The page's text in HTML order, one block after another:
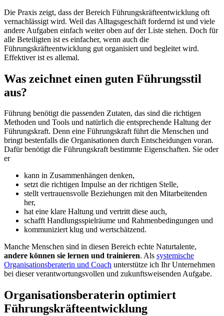
Die Praxis zeigt, dass der Bereich Führungskräfteentwicklung oft
vernachlässigt wird. Weil das Alltagsgeschäft fordernd ist und viele
andere Aufgaben einfach weiter oben auf der Liste stehen. Doch für
alle Beteiligten ist es einfacher, wenn auch die
Führungskräfteentwicklung gut organisiert und begleitet wird.
Effektiver ist es allemal.
Was zeichnet einen guten Führungsstil
aus?
Führung benötigt die passenden Zutaten, das sind die richtigen
Methoden und Tools und natürlich die entsprechende Haltung der
Führungskraft. Denn eine Führungskraft führt die Menschen und
bringt bestenfalls die Organisationen durch Entscheidungen voran.
Dafür benötigt die Führungskraft bestimmte Eigenschaften. Sie oder
er
kann in Zusammenhängen denken,
setzt die richtigen Impulse an der richtigen Stelle,
stellt vertrauensvolle Beziehungen mit den Mitarbeitenden
her,
hat eine klare Haltung und vertritt diese auch,
schafft Handlungsspielräume und Rahmenbedingungen und
kommuniziert klug und wertschätzend.
Manche Menschen sind in diesen Bereich echte Naturtalente,
andere können sie lernen und trainieren. Als systemische
Organisationsberaterin und Coach unterstütze ich Ihr Unternehmen
bei dieser verantwortungsvollen und zukunftsweisenden Aufgabe.
Organisationsberaterin optimiert
Führungskräfteentwicklung